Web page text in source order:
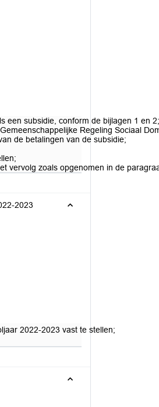
een subsidie, conform de bijlagen 1 en 2;
Regeling Sociaal
de betalingen van de subsidie;
vervolg zoals opgenomen in de
2023
2022-2023 vast te stellen;